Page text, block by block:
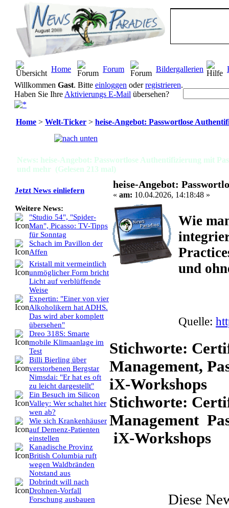
Home Forum Bildergallerien
Willkommen Gast. Bitte einloggen oderregistrieren.
Haben Sie Ihre Aktivierungs E-Mail übersehen?
Home > Welt-Ticker > heise-Angebot: Passwortlose
News: heise-Angebot: Passwortlose Authentifizierung mit
und mehr (Gelesen 213 mal)
Jetzt News einliefern
Weitere News:
"Studio 54", "Spider-
Man", Picasso: TV-Tipps
für Sonntag
Schach im Pavillon der
Affen
Kristall mit vermeintlich
unmöglicher Form bricht
Licht auf verblüffende
Weise
Expertin: "Einer von vier
Alkoholikern hat ADHS.
Das wird aber komplett
übersehen"
Dreo 318S: Smarte
mobile Klimaanlage im
Test
Billi Bierling über
verstorbenen Bergstar
Nimsdai: "Er hat es oft
zu leicht dargestellt"
Ein Besuch im Silicon
Valley: Wer schaltet hier
wen ab?
Wie sich Krankenhäuser
auf Demenz-Patienten
einstellen
Kanadische Provinz
British Columbia ruft
wegen Waldbränden
Notstand aus
Dobrindt will nach
Drohnen-Vorfall
Forschung ausbauen
heise-Angebot:
« am: 10.04.2026, 14:18:48 »
Wie
und
Quelle:
Stichworte:
Management,
iX-Workshops
Stichworte:
Management
iX-Workshops
Diese